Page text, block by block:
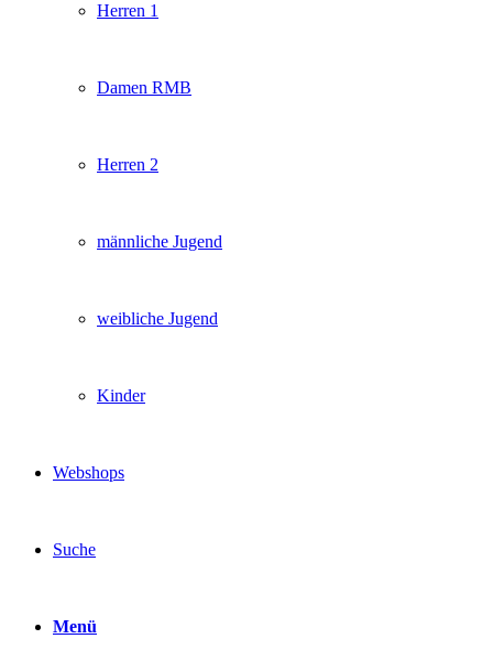
Herren 1
Damen RMB
Herren 2
männliche Jugend
weibliche Jugend
Kinder
Webshops
Suche
Menü